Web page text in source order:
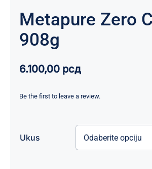
Metapure Zero
908g
6.100,00 рсд
Be the first to leave a review.
Ukus